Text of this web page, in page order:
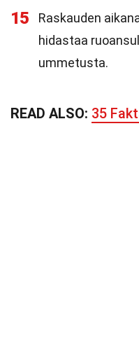
15
Raskauden
hidastaa
ummetusta.
READ ALSO: 35